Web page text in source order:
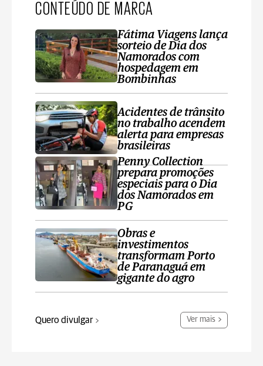
CONTEÚDO DE MARCA
Fátima Viagens lança
sorteio de Dia dos
Namorados com
hospedagem em
Bombinhas
Acidentes de trânsito
no trabalho acendem
alerta para empresas
brasileiras
Penny Collection
prepara promoções
especiais para o Dia
dos Namorados em
PG
Obras e
investimentos
transformam Porto
de Paranaguá em
gigante do agro
Quero divulgar Ver mais